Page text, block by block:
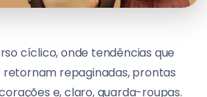
cíclico, onde tendências que
repaginadas, prontas
e, claro, guarda-roupas.